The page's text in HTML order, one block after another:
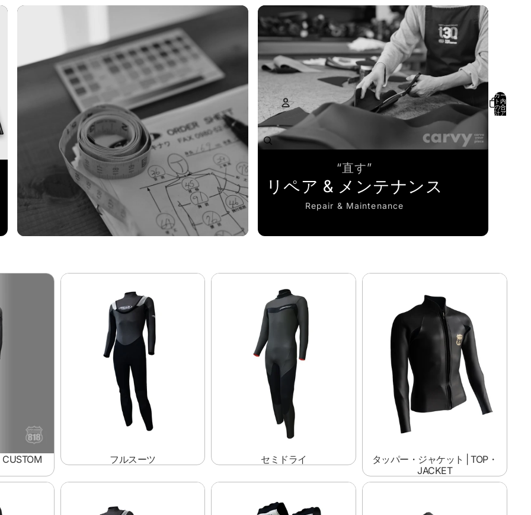
アカウント
注文
カー
ト内
の合
計ア
カスタムオーダー
Custom Order
“直す”
リペア & メンテナンス
Repair & Maintenance
フルスーツ
フルスーツ
セミドライ
セミドライ
タッパー・ジャケット | Top・
タッパー・ジャケット | TOP・
JACKET
ショート/ロング スプリング ショート/ロング ジョン アパレル